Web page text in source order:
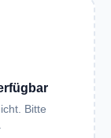
Bitte